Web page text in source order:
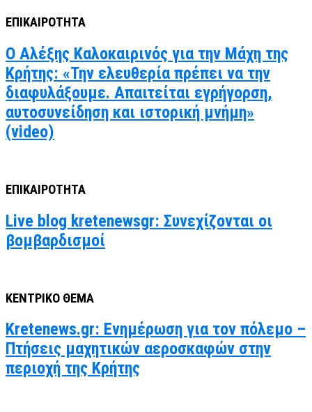
ΕΠΙΚΑΙΡΟΤΗΤΑ
Ο Αλέξης Καλοκαιρινός για την Μάχη της
Κρήτης: «Την ελευθερία πρέπει να την
διαφυλάξουμε. Απαιτείται εγρήγορση,
αυτοσυνείδηση και ιστορική μνήμη»
(video)
ΕΠΙΚΑΙΡΟΤΗΤΑ
Live blog kretenewsgr: Συνεχίζονται οι
βομβαρδισμοί
ΚΕΝΤΡΙΚΟ ΘΕΜΑ
Kretenews.gr: Ενημέρωση για τον πόλεμο –
Πτήσεις μαχητικών αεροσκαφών στην
περιοχή της Κρήτης